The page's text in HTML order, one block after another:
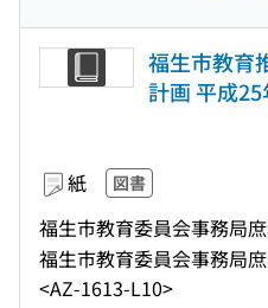
福生市教育
計画 平成
紙 図書
福生市教育委員会事務局
福生市教育委員会事務局
<AZ-1613-L10>